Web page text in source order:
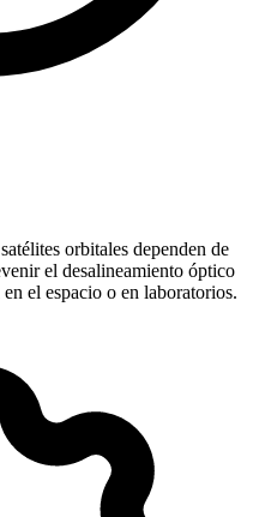
orbitales dependen de
el desalineamiento óptico
el espacio o en laboratorios.